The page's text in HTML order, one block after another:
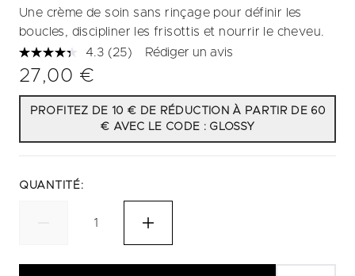
Une crème de soin sans rinçage pour définir les
boucles, discipliner les frisottis et nourrir le cheveu.
4.3 Lire
Lien
sur
la
même
page.
(25) Rédiger un avis
27,00 €
PROFITEZ DE 10 € DE RÉDUCTION À PARTIR DE 60
€ AVEC LE CODE : GLOSSY
QUANTITÉ: